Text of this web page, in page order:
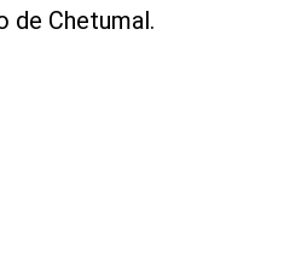
de Chetumal.